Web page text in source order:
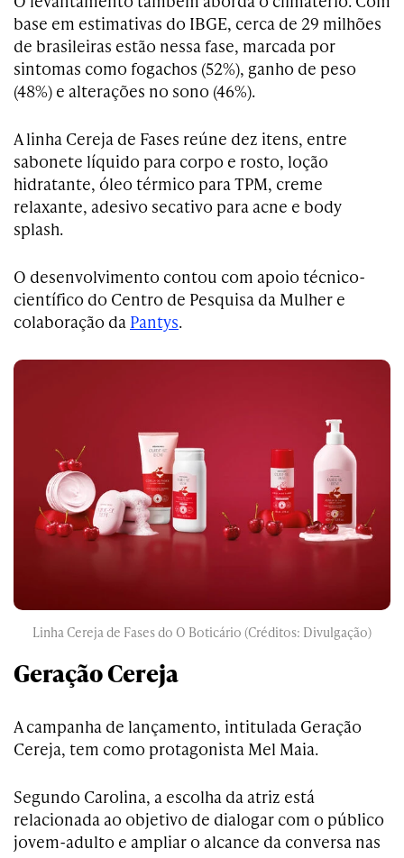
base em estimativas do IBGE, cerca de 29 milhões
de brasileiras estão nessa fase, marcada por
sintomas como fogachos (52%), ganho de peso
(48%) e alterações no sono (46%).
A linha Cereja de Fases reúne dez itens, entre
sabonete líquido para corpo e rosto, loção
hidratante, óleo térmico para TPM, creme
relaxante, adesivo secativo para acne e body
splash.
O desenvolvimento contou com apoio técnico-
científico do Centro de Pesquisa da Mulher e
colaboração da Pantys.
Linha Cereja de Fases do O Boticário (Créditos: Divulgação)
Geração Cereja
A campanha de lançamento, intitulada Geração
Cereja, tem como protagonista Mel Maia.
Segundo Carolina, a escolha da atriz está
relacionada ao objetivo de dialogar com o público
jovem-adulto e ampliar o alcance da conversa nas